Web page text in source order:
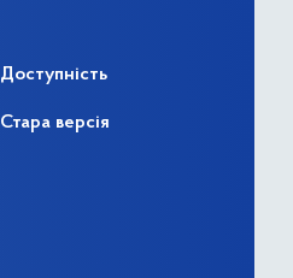
Доступність
Стара версія